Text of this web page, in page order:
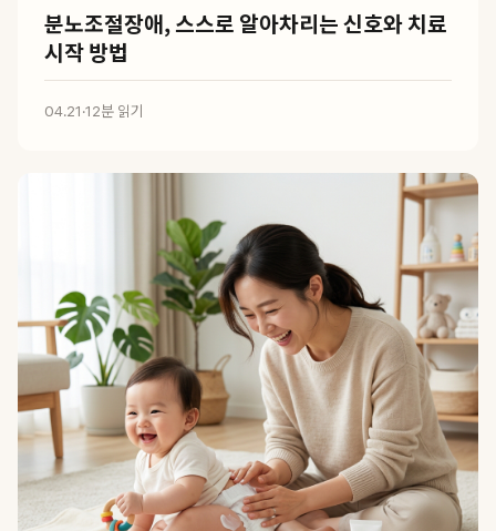
분노조절장애, 스스로 알아차리는 신호와 치료
시작 방법
04.21·12분 읽기